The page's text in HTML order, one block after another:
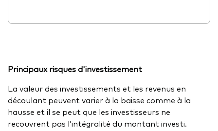
Principaux risques d'investissement
La valeur des investissements et les revenus en
découlant peuvent varier à la baisse comme à la
hausse et il se peut que les investisseurs ne
recouvrent pas l’intégralité du montant investi.